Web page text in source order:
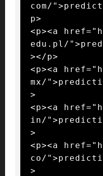
com/
p>
<p><a
edu.pl/
></p>
<p><a
mx/
>
<p><a
in/
>
<p><a
co/
>